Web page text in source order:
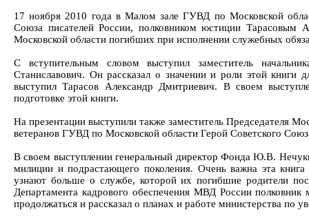
17 ноября 2010 года в Малом зале ГУВД по Московской
Союза писателей России, полковником юстиции
Московской области погибших при исполнении служебных
С вступительным словом выступил заместитель
Станиславович. Он рассказал о значении и роли этой
выступил Тарасов Александр Дмитриевич. В своем
подготовке этой книги.
На презентации выступили также заместитель Председателя
ветеранов ГУВД по Московской области Герой Советского
В своем выступлении генеральный директор Фонда Ю.В.
милиции и подрастающего поколения. Очень важна эта
узнают больше о службе, которой их погибшие родители
Департамента кадрового обеспечения МВД России
продолжаться и рассказал о планах и работе министерства